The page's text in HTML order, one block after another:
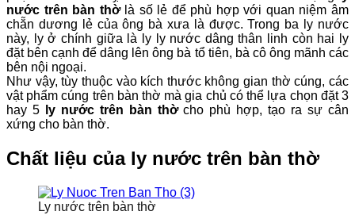
nước trên bàn thờlà số lẻ để phù hợp với quan niệm âm
chẵn dương lẻ của ông bà xưa là được. Trong ba ly nước
này, ly ở chính giữa là ly ly nước dâng thân linh còn hai ly
đặt bên cạnh để dâng lên ông bà tổ tiên, bà cô ông mãnh các
bên nội ngoại.
Như vậy, tùy thuộc vào kích thước không gian thờ cúng, các
vật phẩm cúng trên bàn thờ mà gia chủ có thể lựa chọn đặt 3
hay 5
ly nước trên bàn thờcho phù hợp, tạo ra sự cân
xứng cho bàn thờ.
Chất liệu của ly nước trên bàn thờ
Ly nước trên bàn thờ